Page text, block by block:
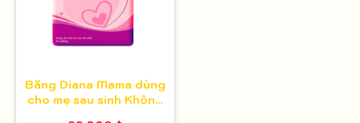
Băng Diana Mama dùng
cho mẹ sau sinh Không